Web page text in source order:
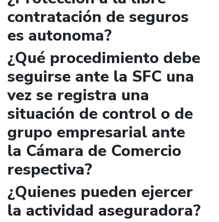
contratación de seguros
es autonoma?
¿Qué procedimiento debe
seguirse ante la SFC una
vez se registra una
situación de control o de
grupo empresarial ante
la Cámara de Comercio
respectiva?
¿Quienes pueden ejercer
la actividad aseguradora?